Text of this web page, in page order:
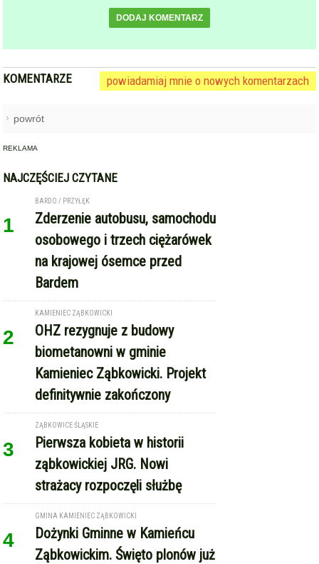
DODAJ KOMENTARZ
KOMENTARZE powiadamiaj mnie o nowych komentarzach
powrót
REKLAMA
NAJCZĘŚCIEJ CZYTANE
1
BARDO / PRZYŁĘK
Zderzenie autobusu, samochodu
osobowego i trzech ciężarówek
na krajowej ósemce przed
Bardem
2
KAMIENIEC ZĄBKOWICKI
OHZ rezygnuje z budowy
biometanowni w gminie
Kamieniec Ząbkowicki. Projekt
definitywnie zakończony
3
ZĄBKOWICE ŚLĄSKIE
Pierwsza kobieta w historii
ząbkowickiej JRG. Nowi
strażacy rozpoczęli służbę
4
GMINA KAMIENIEC ZĄBKOWICKI
Dożynki Gminne w Kamieńcu
Ząbkowickim. Święto plonów już